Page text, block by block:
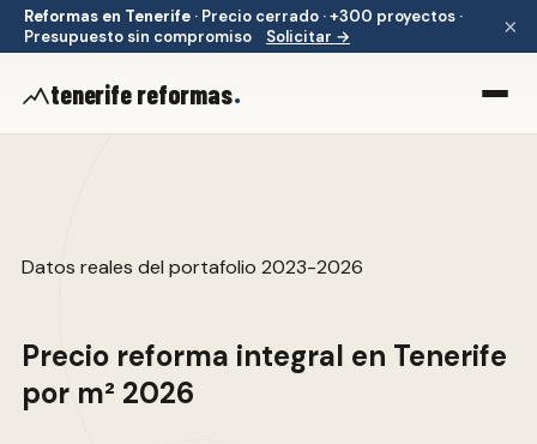
Reformas en Tenerife · Precio cerrado · +300 proyectos ·
Presupuesto sin compromiso
Solicitar → ×
tenerife reformas.
Datos reales del portafolio 2023-2026
Precio reforma integral en Tenerife
por m² 2026